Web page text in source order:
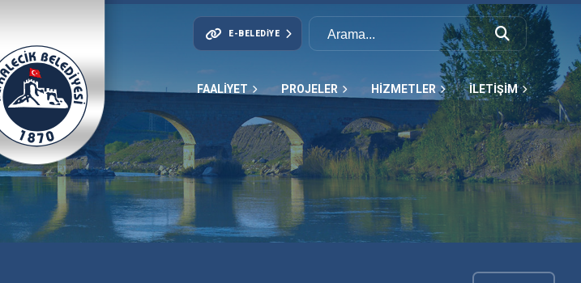
E-BELEDIYE
FAALİYET PROJELER HİZMETLER İLETİŞİM